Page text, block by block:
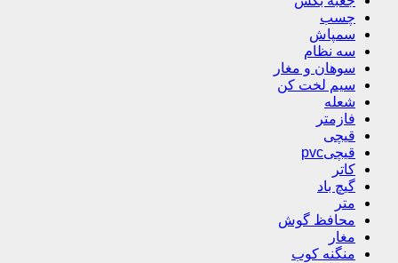
چسب
سمپاش
سه نظام
سوهان و مغار
سیم لخت کن
شعله
فازمتر
قیچی
قیچیpvc
کاتر
گیچ باد
متر
محافظ گوش
مغار
منگنه کوب